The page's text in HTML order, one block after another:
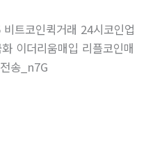
트코인퀵거래 24시코인업
이더리움매입 리플코인매
송_n7G